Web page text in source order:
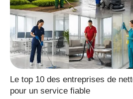
Le top 10 des entreprises de
pour un service fiable